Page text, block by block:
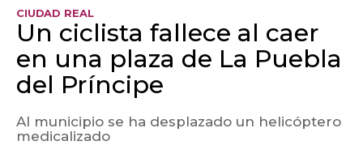
CIUDAD REAL
Un ciclista fallece al caer
en una plaza de La Puebla
del Príncipe
Al municipio se ha desplazado un helicóptero
medicalizado